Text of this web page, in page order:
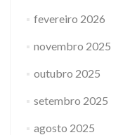
fevereiro 2026
novembro 2025
outubro 2025
setembro 2025
agosto 2025